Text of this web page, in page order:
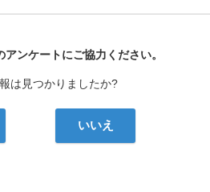
び
アンケートにご協力ください。
は見つかりましたか?
いいえ